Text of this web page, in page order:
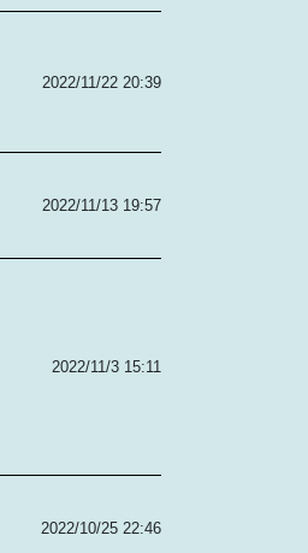
2022/11/22 20:39
2022/11/13 19:57
2022/11/3 15:11
2022/10/25 22:46